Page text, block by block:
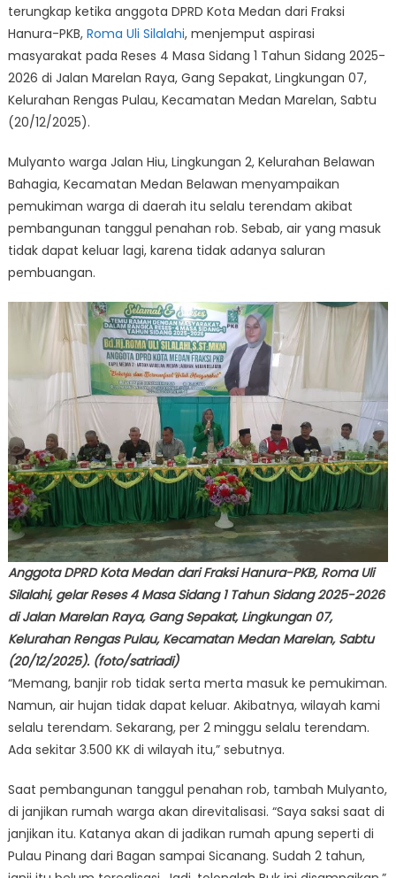
terungkap ketika anggota DPRD Kota Medan dari Fraksi
Hanura-PKB, Roma Uli Silalahi, menjemput aspirasi
masyarakat pada Reses 4 Masa Sidang 1 Tahun Sidang 2025-
2026 di Jalan Marelan Raya, Gang Sepakat, Lingkungan 07,
Kelurahan Rengas Pulau, Kecamatan Medan Marelan, Sabtu
(20/12/2025).
Mulyanto warga Jalan Hiu, Lingkungan 2, Kelurahan Belawan
Bahagia, Kecamatan Medan Belawan menyampaikan
pemukiman warga di daerah itu selalu terendam akibat
pembangunan tanggul penahan rob. Sebab, air yang masuk
tidak dapat keluar lagi, karena tidak adanya saluran
pembuangan.
Anggota DPRD Kota Medan dari Fraksi Hanura-PKB, Roma Uli
Silalahi, gelar Reses 4 Masa Sidang 1 Tahun Sidang 2025-2026
di Jalan Marelan Raya, Gang Sepakat, Lingkungan 07,
Kelurahan Rengas Pulau, Kecamatan Medan Marelan, Sabtu
(20/12/2025). (foto/satriadi)
“Memang, banjir rob tidak serta merta masuk ke pemukiman.
Namun, air hujan tidak dapat keluar. Akibatnya, wilayah kami
selalu terendam. Sekarang, per 2 minggu selalu terendam.
Ada sekitar 3.500 KK di wilayah itu,” sebutnya.
Saat pembangunan tanggul penahan rob, tambah Mulyanto,
di janjikan rumah warga akan direvitalisasi. “Saya saksi saat di
janjikan itu. Katanya akan di jadikan rumah apung seperti di
Pulau Pinang dari Bagan sampai Sicanang. Sudah 2 tahun,